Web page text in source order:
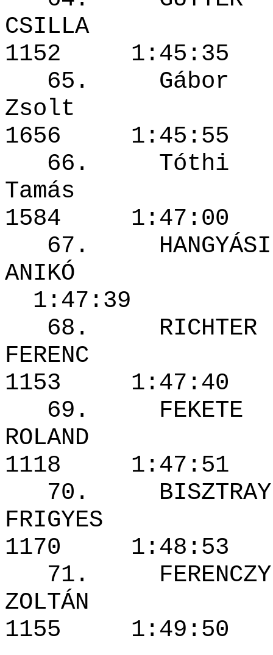
1152
65. Gábor
Zsolt
1656
66. Tóthi
1584
67. HANGYÁSI
ANIKÓ
1:47:39
68. RICHTER
1153
69. FEKETE
1118
70. BISZTRAY
1170
71. FERENCZY
1155